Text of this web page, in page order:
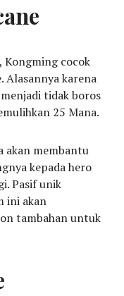
Kongming cocok
Alasannya karena
tidak boros
25 Mana.
akan membantu
kepada hero
Pasif unik
ini akan
tambahan untuk